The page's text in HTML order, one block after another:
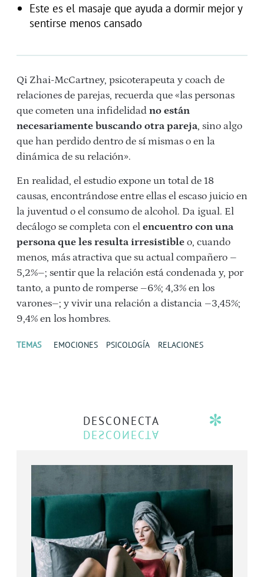
Este es el masaje que ayuda a dormir mejor y
sentirse menos cansado
Qi Zhai-McCartney, psicoterapeuta y coach de
relaciones de parejas, recuerda que «las personas
que cometen una infidelidad no están
necesariamente buscando otra pareja, sino algo
que han perdido dentro de sí mismas o en la
dinámica de su relación».
En realidad, el estudio expone un total de 18
causas, encontrándose entre ellas el escaso juicio en
la juventud o el consumo de alcohol. Da igual. El
decálogo se completa con el encuentro con una
persona que les resulta irresistible o, cuando
menos, más atractiva que su actual compañero –
5,2%–; sentir que la relación está condenada y, por
tanto, a punto de romperse –6%; 4,3% en los
varones–; y vivir una relación a distancia –3,45%;
9,4% en los hombres.
TEMAS EMOCIONES PSICOLOGÍA RELACIONES
DESCONECTA